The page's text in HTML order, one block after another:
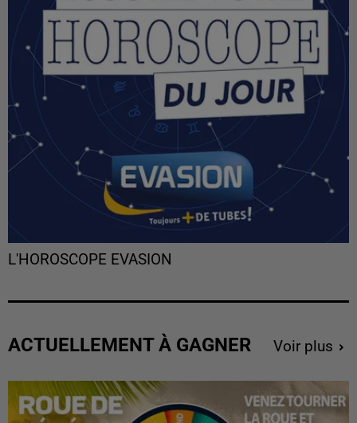
L'HOROSCOPE EVASION
ACTUELLEMENT À GAGNER Voir plus